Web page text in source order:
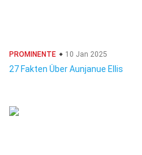
PROMINENTE 10 Jan 2025
27 Fakten Über Aunjanue Ellis